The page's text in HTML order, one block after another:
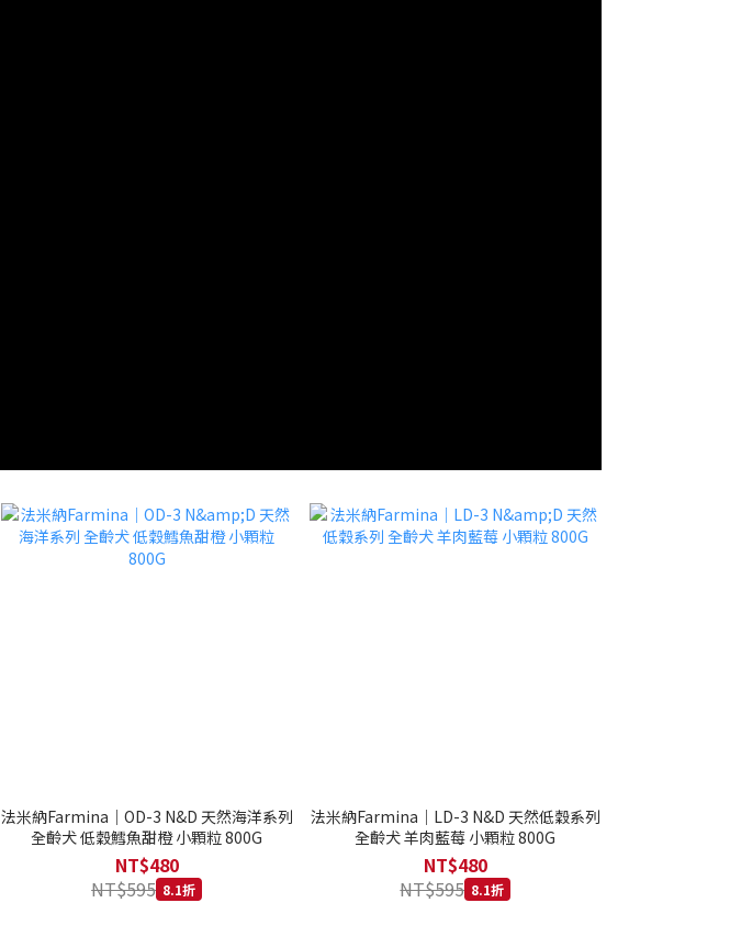
法米納Farmina｜OD-3 N&D 天然海洋系列
全齡犬 低穀鱈魚甜橙 小顆粒 800G
NT$480
NT$595 8.1折
法米納Farmina｜LD-3 N&D 天然低穀系列
全齡犬 羊肉藍莓 小顆粒 800G
NT$480
NT$595 8.1折